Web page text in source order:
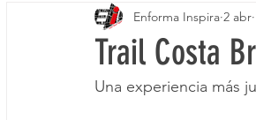
Trail Costa
Enforma Inspira 2 abr
Una experiencia más